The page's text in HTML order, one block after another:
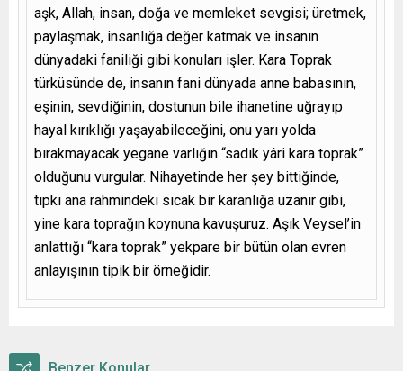
aşk, Allah, insan, doğa ve memleket sevgisi; üretmek,
paylaşmak, insanlığa değer katmak ve insanın
dünyadaki faniliği gibi konuları işler. Kara Toprak
türküsünde de, insanın fani dünyada anne babasının,
eşinin, sevdiğinin, dostunun bile ihanetine uğrayıp
hayal kırıklığı yaşayabileceğini, onu yarı yolda
bırakmayacak yegane varlığın “sadık yâri kara toprak”
olduğunu vurgular. Nihayetinde her şey bittiğinde,
tıpkı ana rahmindeki sıcak bir karanlığa uzanır gibi,
yine kara toprağın koynuna kavuşuruz. Aşık Veysel’in
anlattığı “kara toprak” yekpare bir bütün olan evren
anlayışının tipik bir örneğidir.
Benzer Konular